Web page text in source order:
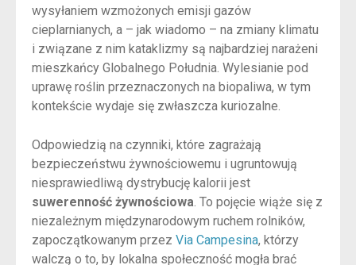
wysyłaniem wzmożonych emisji gazów
cieplarnianych, a – jak wiadomo – na zmiany klimatu
i związane z nim kataklizmy są najbardziej narażeni
mieszkańcy Globalnego Południa. Wylesianie pod
uprawę roślin przeznaczonych na biopaliwa, w tym
kontekście wydaje się zwłaszcza kuriozalne.
Odpowiedzią na czynniki, które zagrażają
bezpieczeństwu żywnościowemu i ugruntowują
niesprawiedliwą dystrybucję kalorii jest
suwerenność żywnościowa. To pojęcie wiąże się z
niezależnym międzynarodowym ruchem rolników,
zapoczątkowanym przez Via Campesina, którzy
walczą o to, by lokalna społeczność mogła brać